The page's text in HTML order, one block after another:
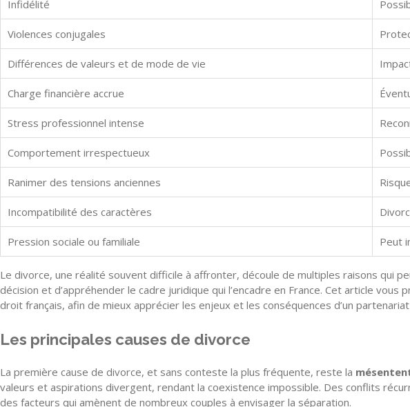
Infidélité
Violences conjugales
Différences de valeurs et de mode de vie
Charge financière accrue
Stress professionnel intense
Comportement irrespectueux
Ranimer des tensions anciennes
Incompatibilité des caractères
Pression sociale ou familiale Peut
Le divorce, une réalité souvent difficile à affronter, découle de multiples raisons qui
décision et d’appréhender le cadre juridique qui l’encadre en France. Cet article
droit français, afin de mieux apprécier les enjeux et les conséquences d’un
Les principales causes de divorce
La première cause de divorce, et sans conteste la plus fréquente, reste la
valeurs et aspirations divergent, rendant la coexistence impossible. Des conflits
des facteurs qui amènent de nombreux couples à envisager la séparation.